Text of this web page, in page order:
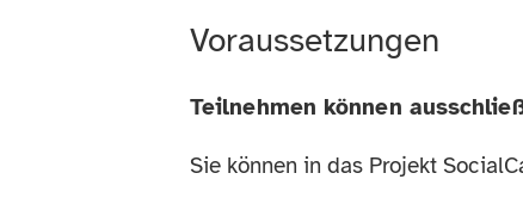
Voraussetzungen
Teilnehmen können
Sie können in das Projekt